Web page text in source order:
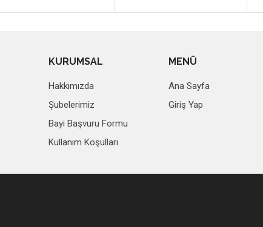
KURUMSAL
Hakkımızda
Şubelerimiz
Bayi Başvuru Formu
Kullanım Koşulları
MENÜ
Ana Sayfa
Giriş Yap